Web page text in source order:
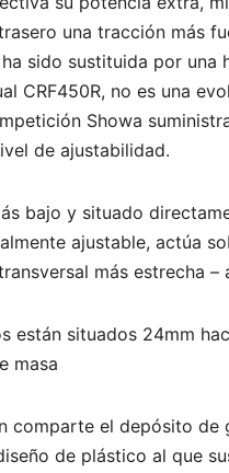
una tracción más
sido sustituida por una
CRF450R, no es una
Showa
de ajustabilidad.
bajo y situado
ajustable, actúa
más estrecha
están situados 24mm
masa
comparte el depósito
de plástico al que